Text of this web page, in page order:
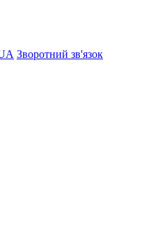
Зворотний зв'язок